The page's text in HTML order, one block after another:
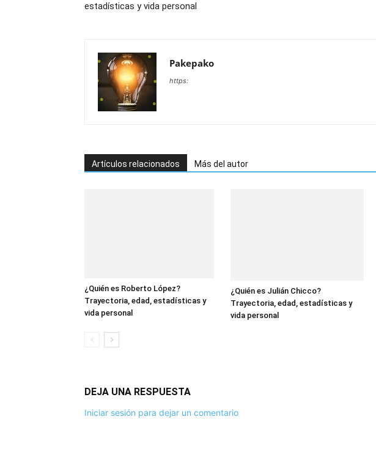
estadísticas y vida personal
Pakepako
https:
Artículos relacionados Más del autor
¿Quién es Roberto López?
Trayectoria, edad, estadísticas y
vida personal
¿Quién es Julián Chicco?
Trayectoria, edad, estadísticas y
vida personal
DEJA UNA RESPUESTA
Iniciar sesión para dejar un comentario